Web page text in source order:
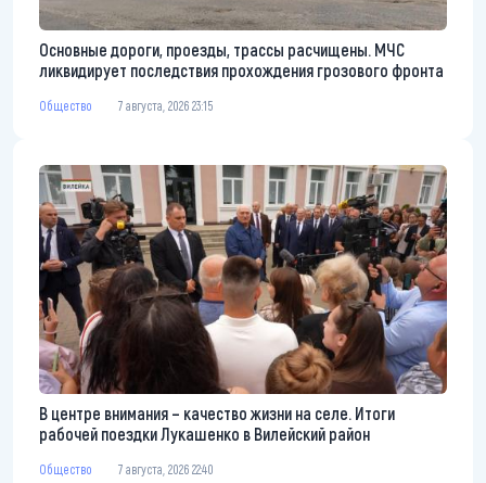
Основные дороги, проезды, трассы расчищены. МЧС
ликвидирует последствия прохождения грозового фронта
Общество 7 августа, 2026 23:15
В центре внимания – качество жизни на селе. Итоги
рабочей поездки Лукашенко в Вилейский район
Общество 7 августа, 2026 22:40